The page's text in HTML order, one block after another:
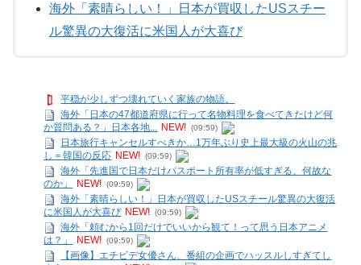
海外「素晴らしい！」日本が買収したUSスチー
ル驚異の大復活に米国人が大喜び
平穏が少しずつ壊れていく家族の物語。
海外「日本の47都道府県に行って名物料理を食べてきたけど何
か質問ある？」日本各地... NEW! (09:59)
日本旅行キャンセルすべきか…1万年ぶり史上最大級の火山の兆
し＝韓国の反応 NEW! (09:59)
海外「先進国で日本だけパスポート所有率が低すぎる、何故な
のか」
NEW! (09:59)
海外「素晴らしい！」日本が買収したUSスチール驚異の大復活
に米国人が大喜び NEW! (09:59)
海外「頼むから1回だけでいいから観て！って思う日本アニメ
は？」
NEW! (09:59)
【画像】エチビデ女優さん、番組の企画でハッスルしすぎてし